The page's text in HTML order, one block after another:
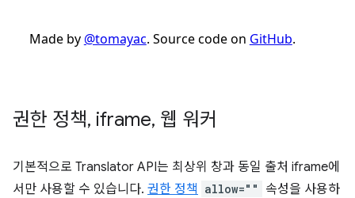
권한 정책, iframe, 웹 워커
기본적으로 Translator API는 최상위 창과 동일 출처 iframe에
서만 사용할 수 있습니다. 권한 정책 allow=""
속성을 사용하